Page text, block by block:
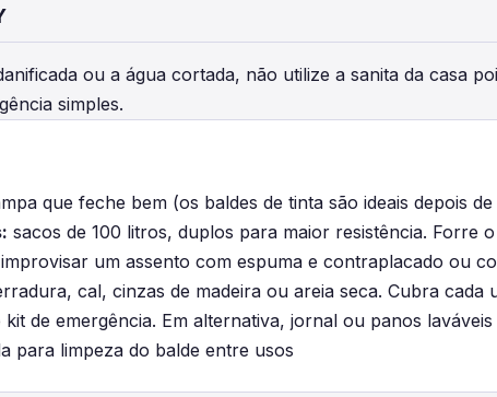
ou a água cortada, não utilize a sanita da casa
simples.
que feche bem (os baldes de tinta são ideais depois
sacos de 100 litros, duplos para maior resistência. Forre
um assento com espuma e contraplacado ou
cal, cinzas de madeira ou areia seca. Cubra cada
de emergência. Em alternativa, jornal ou panos laváveis
para limpeza do balde entre usos